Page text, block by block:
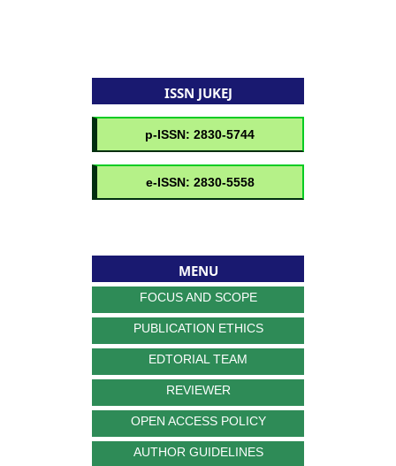
ISSN JUKEJ
MENU
FOCUS AND SCOPE
PUBLICATION ETHICS
EDTORIAL TEAM
REVIEWER
OPEN ACCESS POLICY
AUTHOR GUIDELINES